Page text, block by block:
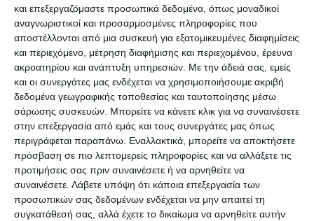
και επεξεργαζόμαστε προσωπικά δεδομένα, όπως μοναδικοί
αναγνωριστικοί και προσαρμοσμένες πληροφορίες που
αποστέλλονται από μια συσκευή για εξατομικευμένες διαφημίσεις
και περιεχόμενο, μέτρηση διαφήμισης και περιεχομένου, έρευνα
ακροατηρίου και ανάπτυξη υπηρεσιών. Με την άδειά σας, εμείς
και οι συνεργάτες μας ενδέχεται να χρησιμοποιήσουμε ακριβή
δεδομένα γεωγραφικής τοποθεσίας και ταυτοποίησης μέσω
σάρωσης συσκευών. Μπορείτε να κάνετε κλικ για να συναινέσετε
στην επεξεργασία από εμάς και τους συνεργάτες μας όπως
περιγράφεται παραπάνω. Εναλλακτικά, μπορείτε να αποκτήσετε
πρόσβαση σε πιο λεπτομερείς πληροφορίες και να αλλάξετε τις
προτιμήσεις σας πριν συναινέσετε ή να αρνηθείτε να
συναινέσετε. Λάβετε υπόψη ότι κάποια επεξεργασία των
προσωπικών σας δεδομένων ενδέχεται να μην απαιτεί τη
συγκατάθεσή σας, αλλά έχετε το δικαίωμα να αρνηθείτε αυτήν
Παναγιώτης Πικραμμένος, εν όψει των εκλογών
αλλά και της διεξαγωγής των πανελληνίων
εξετάσεων. Συγκεκριμένα, ο κ. Πικραμμένος
επισκέφθηκε στις 10 το πρωί το υπουργείο
Παιδείας, Δια βίου μάθησης και Θρησκευμάτων
και στις 14:00 θα βρίσκεται στο υπουργείο
Εσωτερικών.
Πριν διαλυθεί η Βουλή πραγματοποιήθηκε η
εκλογή νέου προεδρείου.
Συνολικά ψήφισαν 293 βουλευτές, από τους